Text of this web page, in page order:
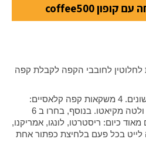
לחובבי הקפה לקבלת קפה
להכנת עד 10 משקאות קפה שונים. 4 משקאות קפה קלאסיים:
אספרסו, קפה שחור, קפוצ'ינו ולטה מקיאטו. בנוסף, בחרו ב 6
כיום: ריסטרטו, לונגו, אמריקנו,
בכל פעם בלחיצת כפתור אחת